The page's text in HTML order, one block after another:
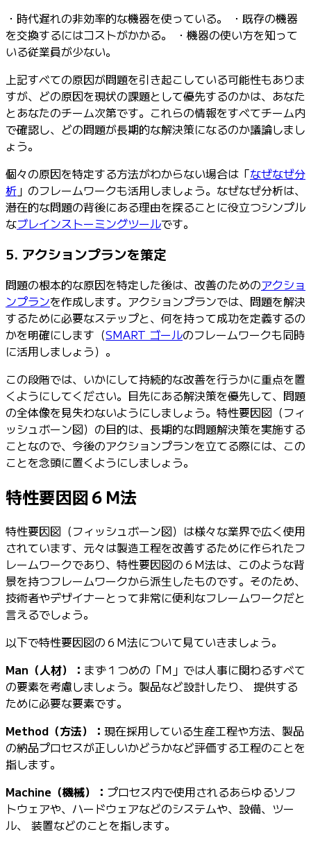
・時代遅れの非効率的な機器を使っている。 ・既存の機器
を交換するにはコストがかかる。 ・機器の使い方を知って
いる従業員が少ない。
上記すべての原因が問題を引き起こしている可能性もありま
すが、どの原因を現状の課題として優先するのかは、あなた
とあなたのチーム次第です。これらの情報をすべてチーム内
で確認し、どの問題が長期的な解決策になるのか議論しまし
ょう。
個々の原因を特定する方法がわからない場合は「なぜなぜ分
析 」のフレームワークも活用しましょう。なぜなぜ分析は、
潜在的な問題の背後にある理由を探ることに役立つシンプル
なブレインストーミングツールです。
5. アクションプランを策定
問題の根本的な原因を特定した後は、改善のためのアクショ
ンプランを作成します。アクションプランでは、問題を解決
するために必要なステップと、何を持って成功を定義するの
かを明確にします（SMART ゴールのフレームワークも同時
に活用しましょう）。
この段階では、いかにして持続的な改善を行うかに重点を置
くようにしてください。目先にある解決策を優先して、問題
の全体像を見失わないようにしましょう。特性要因図（フィ
ッシュボーン図）の目的は、長期的な問題解決策を実施する
ことなので、今後のアクションプランを立てる際には、この
ことを念頭に置くようにしましょう。
特性要因図６M法
特性要因図（フィッシュボーン図）は様々な業界で広く使用
されています、元々は製造工程を改善するために作られたフ
レームワークであり、特性要因図の６M法は、このような背
景を持つフレームワークから派生したものです。そのため、
技術者やデザイナーとって非常に便利なフレームワークだと
言えるでしょう。
以下で特性要因図の６M法について見ていきましょう。
Man（人材）： まず１つめの「M」では人事に関わるすべて
の要素を考慮しましょう。製品など設計したり、 提供する
ために必要な要素です。
Method（方法）： 現在採用している生産工程や方法、製品
の納品プロセスが正しいかどうかなど評価する工程のことを
指します。
Machine（機械）： プロセス内で使用されるあらゆるソフ
トウェアや、ハードウェアなどのシステムや、設備、ツー
ル、 装置などのことを指します。